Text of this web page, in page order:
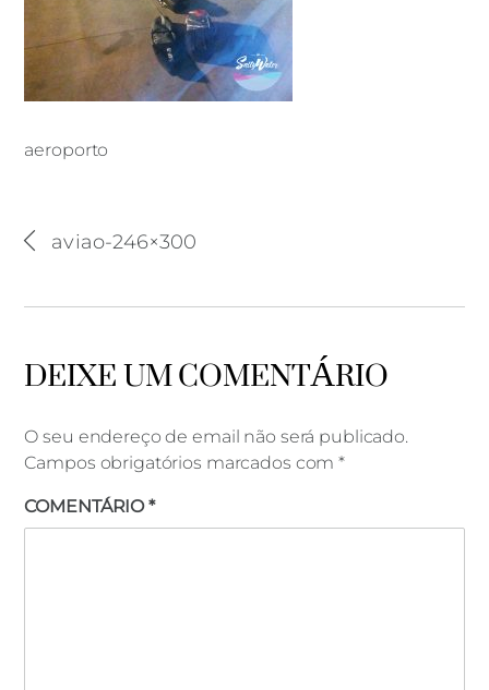
aeroporto
aviao-246×300
DEIXE UM COMENTÁRIO
O seu endereço de email não será publicado.
Campos obrigatórios marcados com*
COMENTÁRIO*